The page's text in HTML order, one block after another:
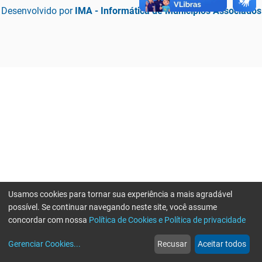
Desenvolvido por IMA - Informática de Municípios Associados
web
Notícias
more_horiz
Mais
Usamos cookies para tornar sua experiência a mais agradável
possível. Se continuar navegando neste site, você assume
concordar com nossa Política de Cookies e Política de privacidade
Gerenciar Cookies... Recusar Aceitar todos
Erro ao enviar informações, por favor tente novamente